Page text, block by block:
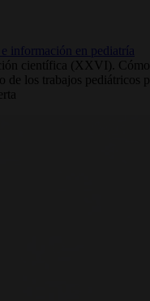
información en pediatría
científica (XXVI). Cómo
de los trabajos pediátricos